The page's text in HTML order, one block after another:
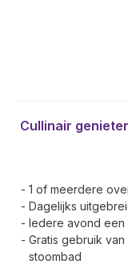
Cullinair
1 of meerdere
Dagelijks
Iedere avond
Gratis gebruik
stoombad